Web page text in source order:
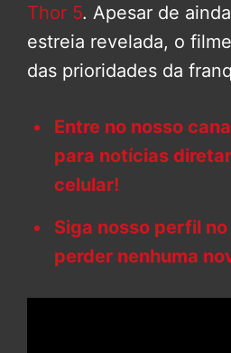
Thor 5. Apesar de
estreia revelada, o
das prioridades da
Entre no nosso
para notícias
celular!
Siga nosso perfil
perder nenhuma